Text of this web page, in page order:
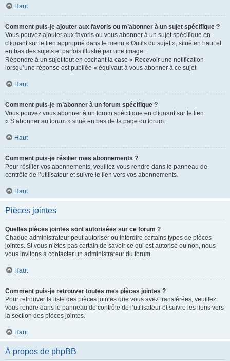
Haut
Comment puis-je ajouter aux favoris ou m’abonner à un sujet spécifique ?
Vous pouvez ajouter aux favoris ou vous abonner à un sujet spécifique en
cliquant sur le lien approprié dans le menu « Outils du sujet », situé en haut et
en bas des sujets et parfois illustré par une image.
Répondre à un sujet tout en cochant la case « Recevoir une notification
lorsqu’une réponse est publiée » équivaut à vous abonner à ce sujet.
Haut
Comment puis-je m’abonner à un forum spécifique ?
Vous pouvez vous abonner à un forum spécifique en cliquant sur le lien
« S’abonner au forum » situé en bas de la page du forum.
Haut
Comment puis-je résilier mes abonnements ?
Pour résilier vos abonnements, veuillez vous rendre dans le panneau de
contrôle de l’utilisateur et suivre le lien vers vos abonnements.
Haut
Pièces jointes
Quelles pièces jointes sont autorisées sur ce forum ?
Chaque administrateur peut autoriser ou interdire certains types de pièces
jointes. Si vous n’êtes pas certain de savoir ce qui est autorisé ou non, nous
vous invitons à contacter un administrateur du forum.
Haut
Comment puis-je retrouver toutes mes pièces jointes ?
Pour retrouver la liste des pièces jointes que vous avez transférées, veuillez
vous rendre dans le panneau de contrôle de l’utilisateur et suivre les liens vers
la section des pièces jointes.
Haut
À propos de phpBB